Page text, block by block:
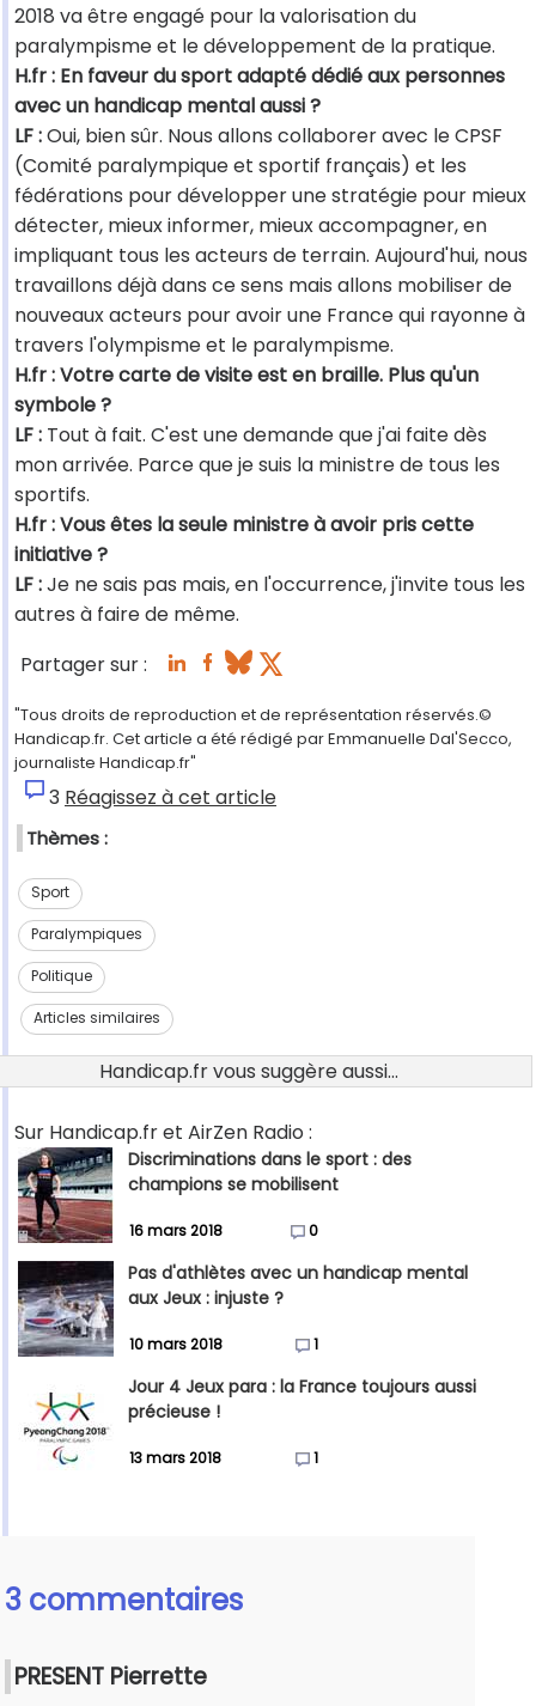
2018 va être engagé pour la valorisation du
paralympisme et le développement de la pratique.
H.fr : En faveur du sport adapté dédié aux personnes
avec un handicap mental aussi ?
LF :Oui, bien sûr. Nous allons collaborer avec le CPSF
(Comité paralympique et sportif français) et les
fédérations pour développer une stratégie pour mieux
détecter, mieux informer, mieux accompagner, en
impliquant tous les acteurs de terrain. Aujourd'hui, nous
travaillons déjà dans ce sens mais allons mobiliser de
nouveaux acteurs pour avoir une France qui rayonne à
travers l'olympisme et le paralympisme.
H.fr : Votre carte de visite est en braille. Plus qu'un
symbole ?
LF : Tout à fait. C'est une demande que j'ai faite dès
mon arrivée. Parce que je suis la ministre de tous les
sportifs.
H.fr : Vous êtes la seule ministre à avoir pris cette
initiative ?
LF :Je ne sais pas mais, en l'occurrence, j'invite tous les
autres à faire de même.
Partager sur :
"Tous droits de reproduction et de représentation réservés.©
Handicap.fr. Cet article a été rédigé par Emmanuelle Dal'Secco,
journaliste Handicap.fr"
3 Réagissez à cet article
Thèmes :
Sport
Paralympiques
Politique
Articles similaires
Handicap.fr vous suggère aussi...
Sur Handicap.fr et AirZen Radio :
Discriminations dans le sport : des
champions se mobilisent
16 mars 2018 0
Pas d'athlètes avec un handicap mental
aux Jeux : injuste ?
10 mars 2018 1
Jour 4 Jeux para : la France toujours aussi
précieuse !
13 mars 2018 1
3 commentaires
PRESENT Pierrette